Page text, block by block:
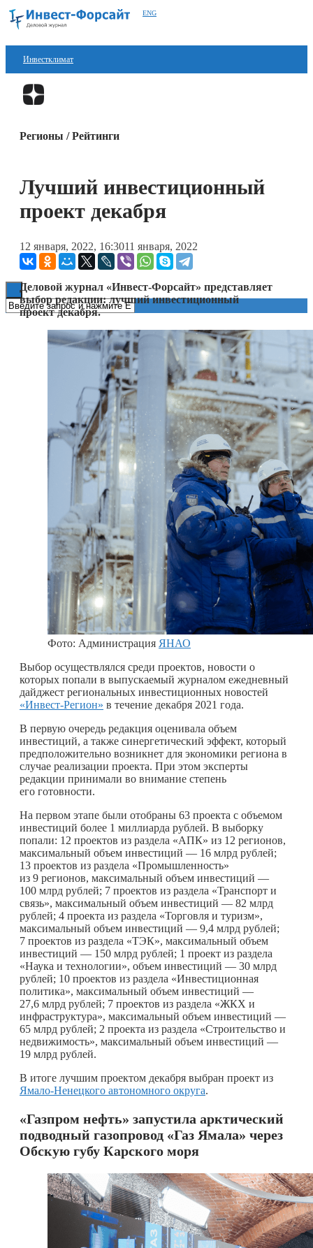
ENG
Инвестклимат
Финансы
Технологии
Книги
Регионы / Рейтинги
Лучший инвестиционный
проект декабря
12 января, 2022, 16:3011 января, 2022
Деловой журнал «Инвест-Форсайт» представляет
выбор редакции: лучший инвестиционный
проект декабря.
Фото: Администрация ЯНАО
Выбор осуществлялся среди проектов, новости о
которых попали в выпускаемый журналом ежедневный
дайджест региональных инвестиционных новостей
«Инвест-Регион» в течение декабря 2021 года.
В первую очередь редакция оценивала объем
инвестиций, а также синергетический эффект, который
предположительно возникнет для экономики региона в
случае реализации проекта. При этом эксперты
редакции принимали во внимание степень
его готовности.
На первом этапе были отобраны 63 проекта с объемом
инвестиций более 1 миллиарда рублей. В выборку
попали: 12 проектов из раздела «АПК» из 12 регионов,
максимальный объем инвестиций — 16 млрд рублей;
13 проектов из раздела «Промышленность»
из 9 регионов, максимальный объем инвестиций —
100 млрд рублей; 7 проектов из раздела «Транспорт и
связь», максимальный объем инвестиций — 82 млрд
рублей; 4 проекта из раздела «Торговля и туризм»,
максимальный объем инвестиций — 9,4 млрд рублей;
7 проектов из раздела «ТЭК», максимальный объем
инвестиций — 150 млрд рублей; 1 проект из раздела
«Наука и технологии», объем инвестиций — 30 млрд
рублей; 10 проектов из раздела «Инвестиционная
политика», максимальный объем инвестиций —
27,6 млрд рублей; 7 проектов из раздела «ЖКХ и
инфраструктура», максимальный объем инвестиций —
65 млрд рублей; 2 проекта из раздела «Строительство и
недвижимость», максимальный объем инвестиций —
19 млрд рублей.
В итоге лучшим проектом декабря выбран проект из
Ямало-Ненецкого автономного округа.
«Газпром нефть» запустила арктический
подводный газопровод «Газ Ямала» через
Обскую губу Карского моря